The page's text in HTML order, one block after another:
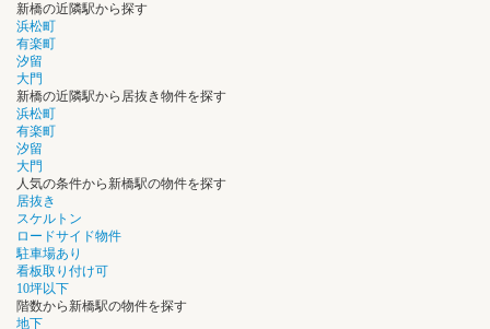
新橋の近隣駅から探す
浜松町
有楽町
汐留
大門
新橋の近隣駅から居抜き物件を探す
浜松町
有楽町
汐留
大門
人気の条件から新橋駅の物件を探す
居抜き
スケルトン
ロードサイド物件
駐車場あり
看板取り付け可
10坪以下
階数から新橋駅の物件を探す
地下